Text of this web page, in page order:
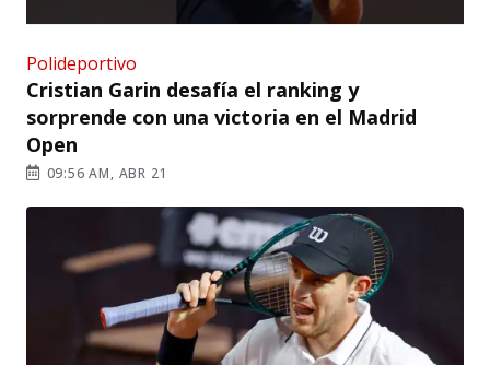
Polideportivo
Cristian Garin desafía el ranking y
sorprende con una victoria en el Madrid
Open
09:56 AM, ABR 21